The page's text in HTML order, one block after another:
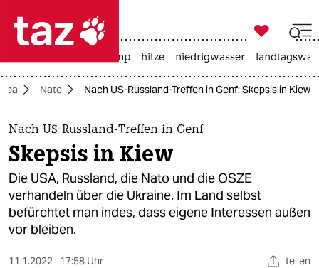
 taz zahl ich
taz zahl ich
themen
politik
öko
gesellschaft
kultur

taz zahl ich
usa unter trump hitze niedrigwasser
Nato Nach US-Russland-Treffen in Genf: Skepsis in Kiew
Nach US-Russland-Treffen in Genf
Skepsis in Kiew
Die USA, Russland, die Nato und die OSZE
verhandeln über die Ukraine. Im Land selbst
befürchtet man indes, dass eigene Interessen außen
vor bleiben.
11.1.2022 17:58 Uhr teilen